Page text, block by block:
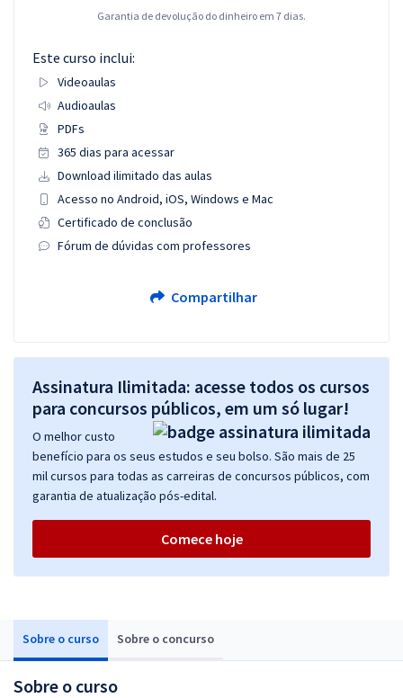
Sobre o curso Sobre o concurso
Sobre o curso
Garantia de devolução do dinheiro em 7 dias.
Este curso inclui:
Videoaulas
Audioaulas
PDFs
365 dias para acessar
Download ilimitado das aulas
Acesso no Android, iOS, Windows e Mac
Certificado de conclusão
Fórum de dúvidas com professores
Compartilhar
Assinatura Ilimitada: acesse todos os cursos
para concursos públicos, em um só lugar!
O melhor custo
benefício para os seus estudos e seu bolso. São mais de 25
mil cursos para todas as carreiras de concursos públicos, com
garantia de atualização pós-edital.
Comece hoje